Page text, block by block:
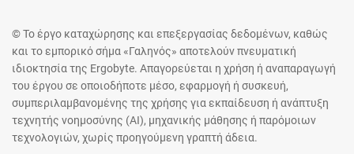
© Το έργο καταχώρησης και επεξεργασίας δεδομένων, καθώς
και το εμπορικό σήμα «Γαληνός» αποτελούν πνευματική
ιδιοκτησία της Ergobyte. Απαγορεύεται η χρήση ή αναπαραγωγή
του έργου σε οποιοδήποτε μέσο, εφαρμογή ή συσκευή,
συμπεριλαμβανομένης της χρήσης για εκπαίδευση ή ανάπτυξη
τεχνητής νοημοσύνης (AI), μηχανικής μάθησης ή παρόμοιων
τεχνολογιών, χωρίς προηγούμενη γραπτή άδεια.